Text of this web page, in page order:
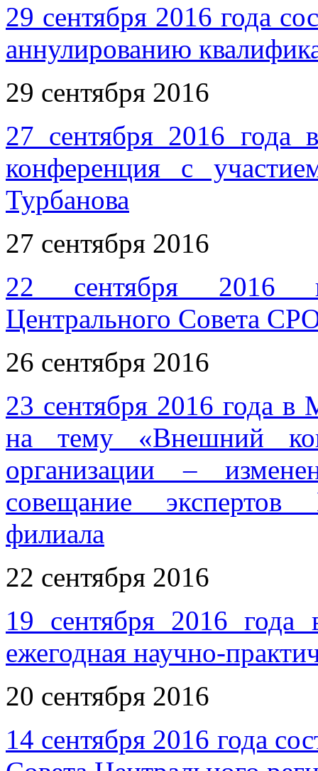
29 сентября 2016 года
аннулированию
29 сентября 2016
27 сентября 2016 года
конференция с
Турбанова
27 сентября 2016
22 сентября 2016
Центрального Совета
26 сентября 2016
23 сентября 2016 года в
на тему «Внешний
организации –
совещание экспертов
филиала
22 сентября 2016
19 сентября 2016
ежегодная научно-
20 сентября 2016
14 сентября 2016 года